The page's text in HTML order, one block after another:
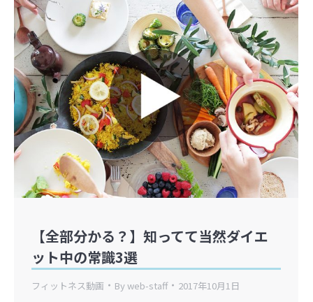
【全部分かる？】知ってて当然ダイエ
ット中の常識3選
フィットネス動画 Byweb-staff 2017年10月1日